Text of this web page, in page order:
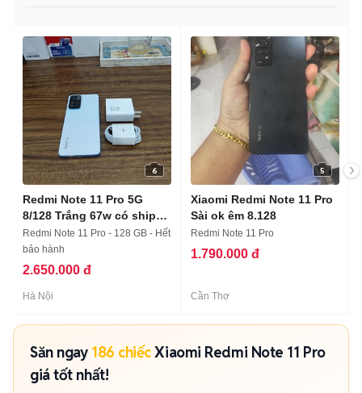
6
Redmi Note 11 Pro 5G
8/128 Trắng 67w có ship
COD
Redmi Note 11 Pro - 128 GB - Hết
bảo hành
2.650.000 đ
Hà Nội
5
Xiaomi Redmi Note 11 Pro
Sài ok êm 8.128
Redmi Note 11 Pro
1.790.000 đ
Cần Thơ
Săn ngay 186 chiếcXiaomi Redmi Note 11 Pro
giá tốt nhất!